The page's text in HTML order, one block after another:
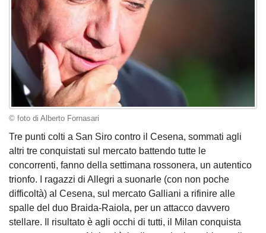
© foto di Alberto Fornasari
Tre punti colti a San Siro contro il Cesena, sommati agli
altri tre conquistati sul mercato battendo tutte le
concorrenti, fanno della settimana rossonera, un autentico
trionfo. I ragazzi di Allegri a suonarle (con non poche
difficoltà) al Cesena, sul mercato Galliani a rifinire alle
spalle del duo Braida-Raiola, per un attacco davvero
stellare. Il risultato è agli occhi di tutti, il Milan conquista